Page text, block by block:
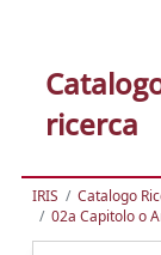
ricerca
IRIS Catalogo
02a Capitolo o